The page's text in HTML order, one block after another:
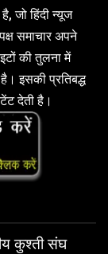
जो हिंदी न्यूज
समाचार अपने
की तुलना में
इसकी प्रतिबद्ध
देती है।
कुश्ती संघ